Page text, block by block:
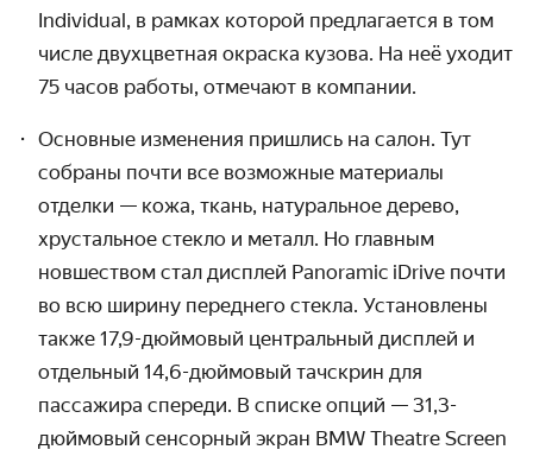
Individual, в рамках которой предлагается в том
числе двухцветная окраска кузова. На неё уходит
75 часов работы, отмечают в компании.
Основные изменения пришлись на салон. Тут
собраны почти все возможные материалы
отделки — кожа, ткань, натуральное дерево,
хрустальное стекло и металл. Но главным
новшеством стал дисплей Panoramic iDrive почти
во всю ширину переднего стекла. Установлены
также 17,9-дюймовый центральный дисплей и
отдельный 14,6-дюймовый тачскрин для
пассажира спереди. В списке опций — 31,3-
дюймовый сенсорный экран BMW Theatre Screen